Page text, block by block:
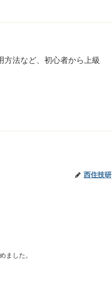
方法など、初心者から上級
西住技研
ました。